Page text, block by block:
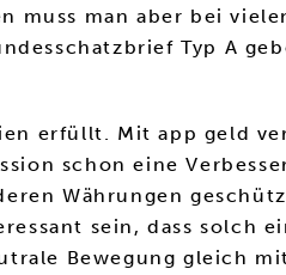
muss man aber bei
Typ A
erfüllt. Mit app geld
schon eine
Währungen
sein, dass solch
Bewegung gleich